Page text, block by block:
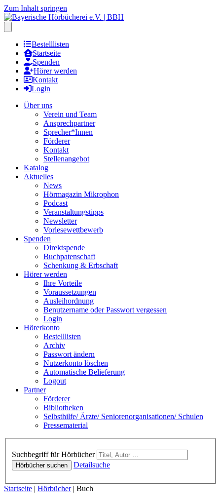
Zum Inhalt springen
Bestelllisten
Startseite
Spenden
Hörer werden
Kontakt
Login
Über uns
Verein und Team
Ansprechpartner
Sprecher*Innen
Förderer
Kontakt
Stellenangebot
Katalog
Aktuelles
News
Hörmagazin Mikrophon
Podcast
Veranstaltungstipps
Newsletter
Vorlesewettbewerb
Spenden
Direktspende
Buchpatenschaft
Schenkung & Erbschaft
Hörer werden
Ihre Vorteile
Voraussetzungen
Ausleihordnung
Benutzername oder Passwort vergessen
Login
Hörerkonto
Bestelllisten
Archiv
Passwort ändern
Nutzerkonto löschen
Automatische Belieferung
Logout
Partner
Förderer
Bibliotheken
Selbsthilfe/ Ärzte/ Seniorenorganisationen/ Schulen
Pressematerial
Suchbegriff für Hörbücher
Hörbücher suchen Detailsuche
Sie sind hier:
Startseite | Hörbücher| Buch